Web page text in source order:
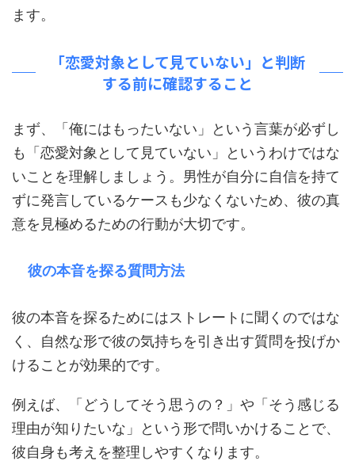
ます。
「恋愛対象として見ていない」と判断
する前に確認すること
まず、「俺にはもったいない」という言葉が必ずし
も「恋愛対象として見ていない」というわけではな
いことを理解しましょう。男性が自分に自信を持て
ずに発言しているケースも少なくないため、彼の真
意を見極めるための行動が大切です。
彼の本音を探る質問方法
彼の本音を探るためにはストレートに聞くのではな
く、自然な形で彼の気持ちを引き出す質問を投げか
けることが効果的です。
例えば、「どうしてそう思うの？」や「そう感じる
理由が知りたいな」という形で問いかけることで、
彼自身も考えを整理しやすくなります。